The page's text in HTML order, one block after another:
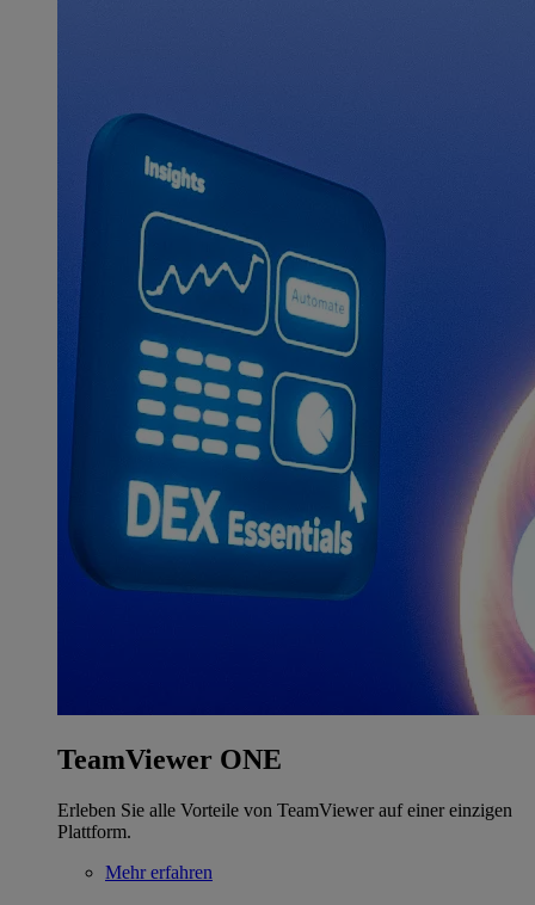
TeamViewer ONE
Erleben Sie alle Vorteile von TeamViewer auf einer einzigen
Plattform.
Mehr erfahren